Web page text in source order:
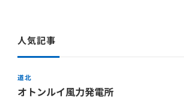
人気記事
道北
オトンルイ風力発電所